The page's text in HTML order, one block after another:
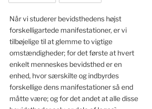
Når vi studerer bevidsthedens højst
forskelligartede manifestationer, er vi
tilbøjelige til at glemme to vigtige
omstændigheder; for det første at hvert
enkelt menneskes bevidsthed er en
enhed, hvor særskilte og indbyrdes
forskellige dens manifestationer så end
måtte være; og for det andet at alle disse